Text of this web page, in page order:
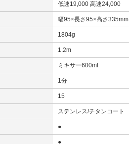
低速19,000 高速24,000
幅95×長さ95×高さ335mm
1804g
1.2m
ミキサー600ml
1分
15
ステンレス/チタンコート
●
●